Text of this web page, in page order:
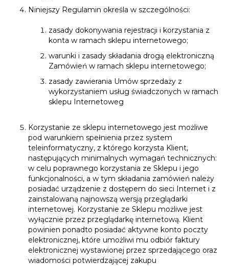
Niniejszy Regulamin określa w szczególności:
zasady dokonywania rejestracji i korzystania z
konta w ramach sklepu internetowego;
warunki i zasady składania drogą elektroniczną
Zamówień w ramach sklepu internetowego;
zasady zawierania Umów sprzedaży z
wykorzystaniem usług świadczonych w ramach
sklepu Internetoweg
Korzystanie ze sklepu internetowego jest możliwe
pod warunkiem spełnienia przez system
teleinformatyczny, z którego korzysta Klient,
następujących minimalnych wymagań technicznych:
w celu poprawnego korzystania ze Sklepu i jego
funkcjonalności, a w tym składania zamówień należy
posiadać urządzenie z dostępem do sieci Internet i z
zainstalowaną najnowszą wersją przeglądarki
internetowej. Korzystanie ze Sklepu możliwe jest
wyłącznie przez przeglądarkę internetową. Klient
powinien ponadto posiadać aktywne konto poczty
elektronicznej, które umożliwi mu odbiór faktury
elektronicznej wystawionej przez sprzedającego oraz
wiadomości potwierdzającej zakupu